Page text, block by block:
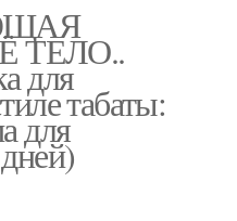
ТЕЛО..
для
табаты:
для